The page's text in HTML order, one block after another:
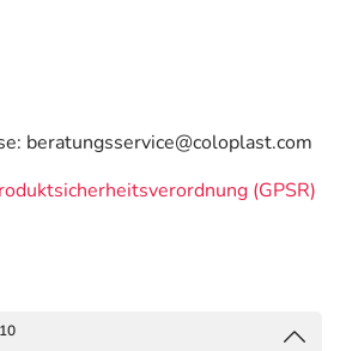
beratungsservice@coloplast.com
(GPSR)
10